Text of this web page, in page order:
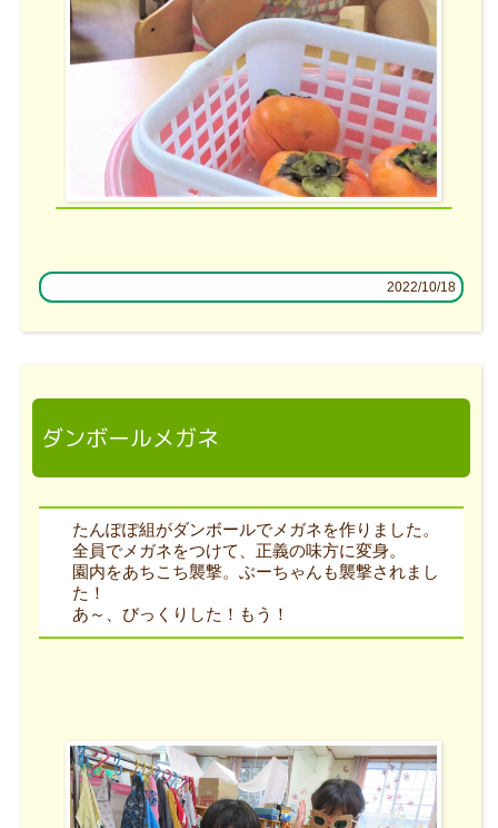
2022/10/18
ダンボールメガネ
たんぽぽ組がダンボールでメガネを作りました。
全員でメガネをつけて、正義の味方に変身。
園内をあちこち襲撃。ぶーちゃんも襲撃されまし
た！
あ～、びっくりした！もう！